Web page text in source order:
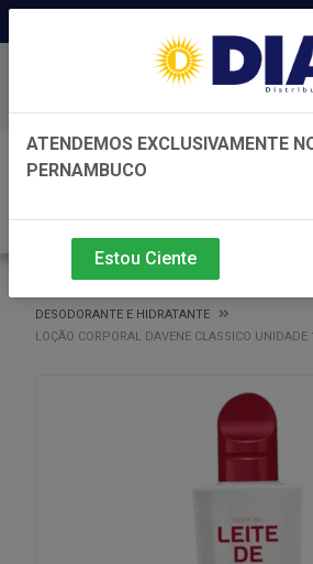
DESODORANTE E HIDRATANTE
LOÇÃO CORPORAL DAVENE CLASSICO UNIDADE
ATENDEMOS EXCLUSIVAMENTE
PERNAMBUCO
Estou Ciente